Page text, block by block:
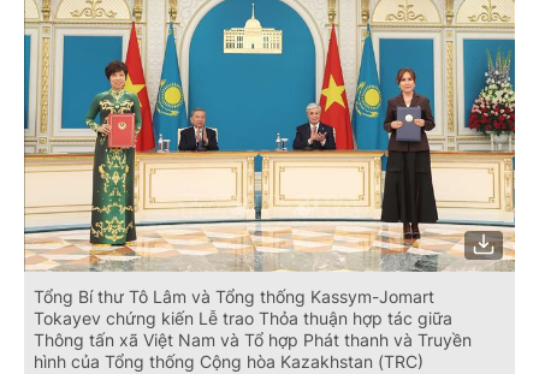
Tổng Bí thư Tô Lâm và Tổng thống Kassym-Jomart
Tokayev chứng kiến Lễ trao Thỏa thuận hợp tác giữa
Thông tấn xã Việt Nam và Tổ hợp Phát thanh và Truyền
hình của Tổng thống Cộng hòa Kazakhstan (TRC)